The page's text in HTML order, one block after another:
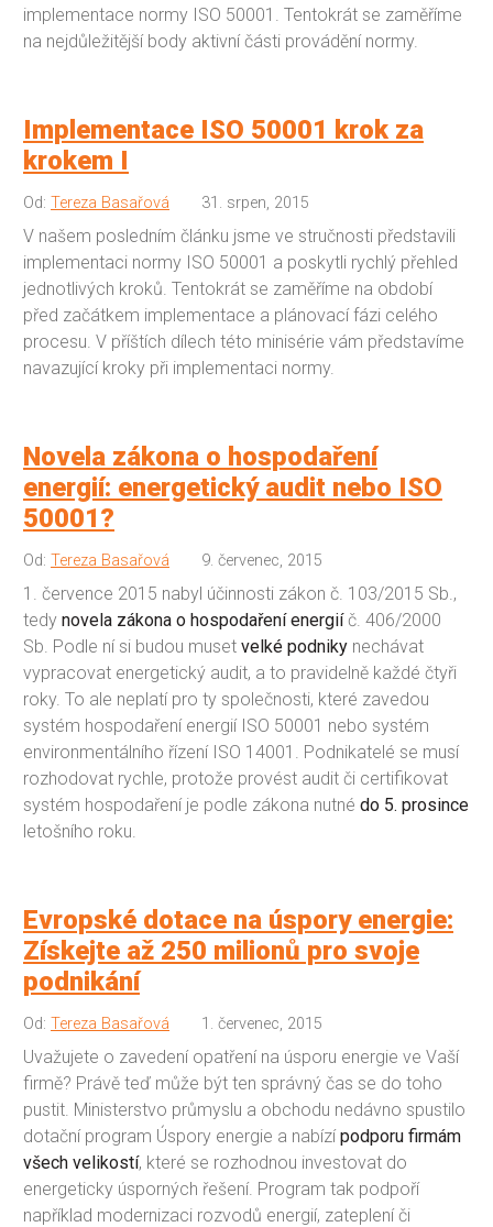
implementace normy ISO 50001. Tentokrát se zaměříme
na nejdůležitější body aktivní části provádění normy.
Implementace ISO 50001 krok za
krokem I
Od: Tereza Basařová 31. srpen, 2015
V našem posledním článku jsme ve stručnosti představili
implementaci normy ISO 50001 a poskytli rychlý přehled
jednotlivých kroků. Tentokrát se zaměříme na období
před začátkem implementace a plánovací fázi celého
procesu. V příštích dílech této minisérie vám představíme
navazující kroky při implementaci normy.
Novela zákona o hospodaření
energií: energetický audit nebo ISO
50001?
Od: Tereza Basařová 9. červenec, 2015
1. července 2015 nabyl účinnosti zákon č. 103/2015 Sb.,
tedy novela zákona o hospodaření energiíč. 406/2000
Sb. Podle ní si budou muset velké podniky nechávat
vypracovat energetický audit, a to pravidelně každé čtyři
roky. To ale neplatí pro ty společnosti, které zavedou
systém hospodaření energií ISO 50001 nebo systém
environmentálního řízení ISO 14001. Podnikatelé se musí
rozhodovat rychle, protože provést audit či certifikovat
systém hospodaření je podle zákona nutné do 5. prosince
letošního roku.
Evropské dotace na úspory energie:
Získejte až 250 milionů pro svoje
podnikání
Od: Tereza Basařová 1. červenec, 2015
Uvažujete o zavedení opatření na úsporu energie ve Vaší
firmě? Právě teď může být ten správný čas se do toho
pustit. Ministerstvo průmyslu a obchodu nedávno spustilo
dotační program Úspory energie a nabízípodporu firmám
všech velikostí, které se rozhodnou investovat do
energeticky úsporných řešení. Program tak podpoří
například modernizaci rozvodů energií, zateplení či